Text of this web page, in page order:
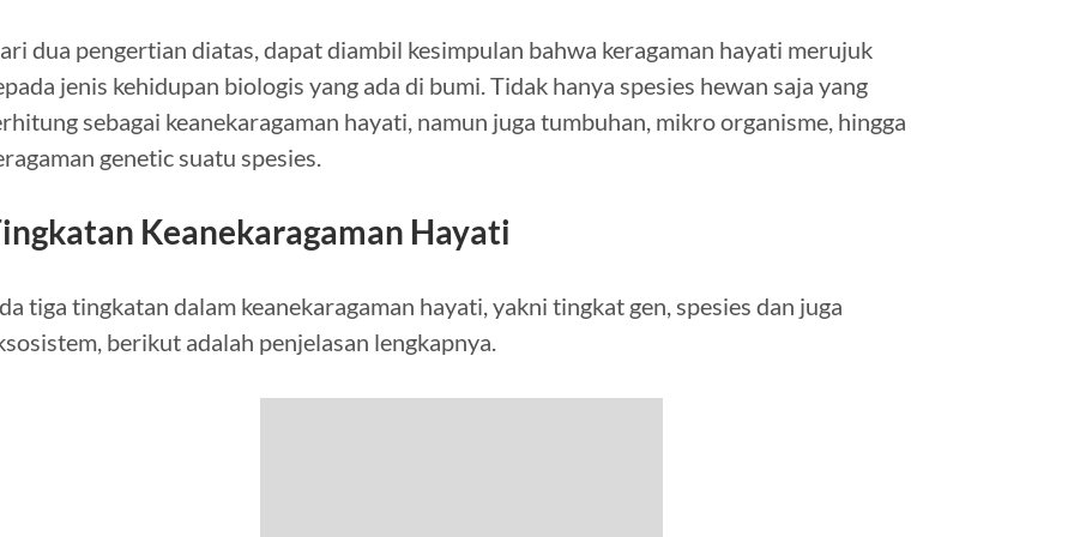
dua pengertian diatas, dapat diambil kesimpulan bahwa keragaman hayati merujuk
jenis kehidupan biologis yang ada di bumi. Tidak hanya spesies hewan saja yang
sebagai keanekaragaman hayati, namun juga tumbuhan, mikro organisme, hingga
genetic suatu spesies.
Keanekaragaman Hayati
tiga tingkatan dalam keanekaragaman hayati, yakni tingkat gen, spesies dan juga
berikut adalah penjelasan lengkapnya.